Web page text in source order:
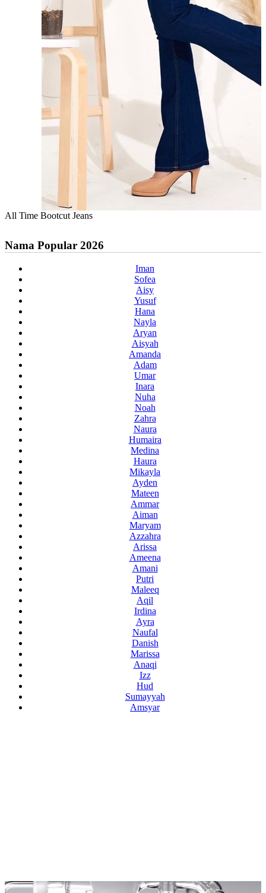
All Time Bootcut Jeans
Nama Popular 2026
Iman
Sofea
Aisy
Yusuf
Hana
Nayla
Aryan
Aisyah
Amanda
Adam
Umar
Inara
Nuha
Noah
Zahra
Naura
Humaira
Medina
Haura
Mikayla
Ayden
Mateen
Ammar
Aiman
Maryam
Azzahra
Arissa
Ameena
Amani
Putri
Maleeq
Aqil
Irdina
Ayra
Naufal
Danish
Marissa
Anaqi
Izz
Hud
Sumayyah
Amsyar